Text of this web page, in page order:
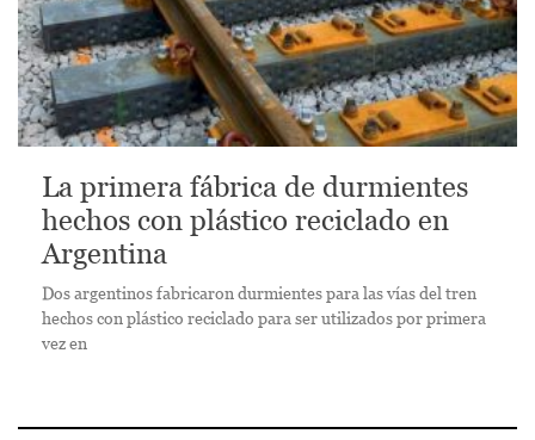
La primera fábrica de durmientes
hechos con plástico reciclado en
Argentina
Dos argentinos fabricaron durmientes para las vías del tren
hechos con plástico reciclado para ser utilizados por primera
vez en